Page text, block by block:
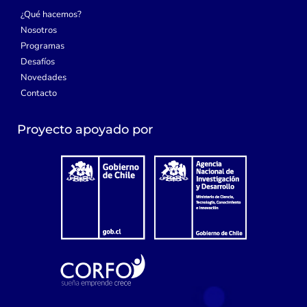
¿Qué hacemos?
Nosotros
Programas
Desafíos
Novedades
Contacto
Proyecto apoyado por